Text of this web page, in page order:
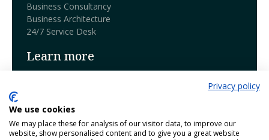
Business Consultancy
Business Architecture
24/7 Service Desk
Learn more
Our products
Contact
Privacy policy
We use cookies
We may place these for analysis of our visitor data, to improve our
website, show personalised content and to give you a great website